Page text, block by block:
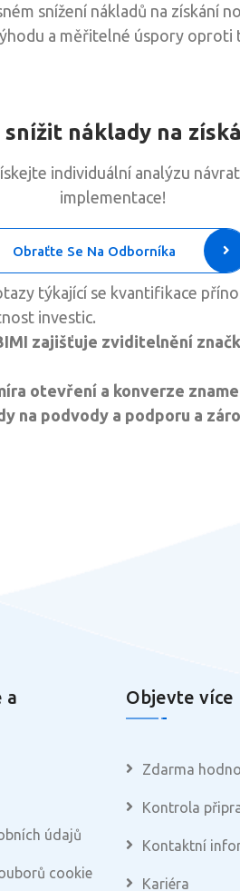
snížení nákladů na získání
a měřitelné úspory oproti
náklady na
individuální analýzu
implementace!
Obraťte Se Na Odborníka
týkající se kvantifikace
investic.
zajišťuje zviditelnění
otevření a konverze
na podvody a podporu a
a
údajů
cookie
Objevte více
Zdarma
Kontrola
Kontaktní
Kariéra